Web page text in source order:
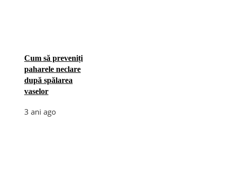
Cum să preveniți
paharele neclare
după spălarea
vaselor
3 ani ago